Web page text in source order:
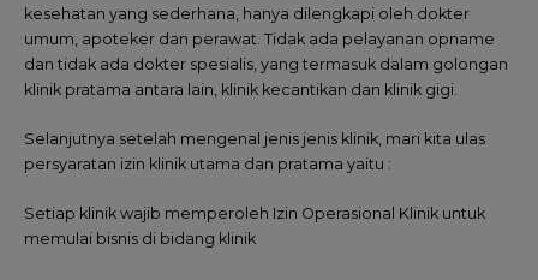
kesehatan yang sederhana, hanya dilengkapi oleh dokter
umum, apoteker dan perawat. Tidak ada pelayanan opname
dan tidak ada dokter spesialis, yang termasuk dalam golongan
klinik pratama antara lain, klinik kecantikan dan klinik gigi.
Selanjutnya setelah mengenal jenis jenis klinik, mari kita ulas
persyaratan izin klinik utama dan pratama yaitu :
Setiap klinik wajib memperoleh Izin Operasional Klinik untuk
memulai bisnis di bidang klinik